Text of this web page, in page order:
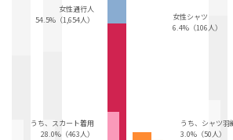
女性通行人
54.5%（1,654人）
うち、スカート着用
28.0%（463人）
女性シャツ
6.4%（106人）
うち、シャツ羽
3.0%（50人）